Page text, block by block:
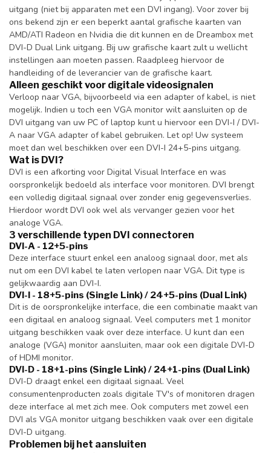
uitgang (niet bij apparaten met een DVI ingang). Voor zover bij
ons bekend zijn er een beperkt aantal grafische kaarten van
AMD/ATI Radeon en Nvidia die dit kunnen en de Dreambox met
DVI-D Dual Link uitgang. Bij uw grafische kaart zult u wellicht
instellingen aan moeten passen. Raadpleeg hiervoor de
handleiding of de leverancier van de grafische kaart.
Alleen geschikt voor digitale videosignalen
Verloop naar VGA, bijvoorbeeld via een adapter of kabel, is niet
mogelijk. Indien u toch een VGA monitor wilt aansluiten op de
DVI uitgang van uw PC of laptop kunt u hiervoor een DVI-I / DVI-
A naar VGA adapter of kabel gebruiken. Let op! Uw systeem
moet dan wel beschikken over een DVI-I 24+5-pins uitgang.
Wat is DVI?
DVI is een afkorting voor Digital Visual Interface en was
oorspronkelijk bedoeld als interface voor monitoren. DVI brengt
een volledig digitaal signaal over zonder enig gegevensverlies.
Hierdoor wordt DVI ook wel als vervanger gezien voor het
analoge VGA.
3 verschillende typen DVI connectoren
DVI-A - 12+5-pins
Deze interface stuurt enkel een analoog signaal door, met als
nut om een DVI kabel te laten verlopen naar VGA. Dit type is
gelijkwaardig aan DVI-I.
DVI-I - 18+5-pins (Single Link) / 24+5-pins (Dual Link)
Dit is de oorspronkelijke interface, die een combinatie maakt van
een digitaal en analoog signaal. Veel computers met 1 monitor
uitgang beschikken vaak over deze interface. U kunt dan een
analoge (VGA) monitor aansluiten, maar ook een digitale DVI-D
of HDMI monitor.
DVI-D - 18+1-pins (Single Link) / 24+1-pins (Dual Link)
DVI-D draagt enkel een digitaal signaal. Veel
consumentenproducten zoals digitale TV's of monitoren dragen
deze interface al met zich mee. Ook computers met zowel een
DVI als VGA monitor uitgang beschikken vaak over een digitale
DVI-D uitgang.
Problemen bij het aansluiten